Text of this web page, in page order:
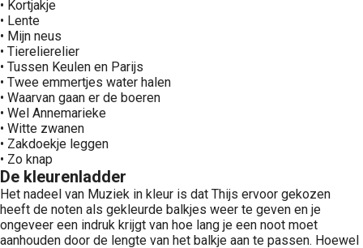
• Kortjakje
• Lente
• Mijn neus
• Tierelierelier
• Tussen Keulen en Parijs
• Twee emmertjes water halen
• Waarvan gaan er de boeren
• Wel Annemarieke
• Witte zwanen
• Zakdoekje leggen
• Zo knap
De kleurenladder
Het nadeel van Muziek in kleur is dat Thijs ervoor gekozen
heeft de noten als gekleurde balkjes weer te geven en je
ongeveer een indruk krijgt van hoe lang je een noot moet
aanhouden door de lengte van het balkje aan te passen. Hoewel